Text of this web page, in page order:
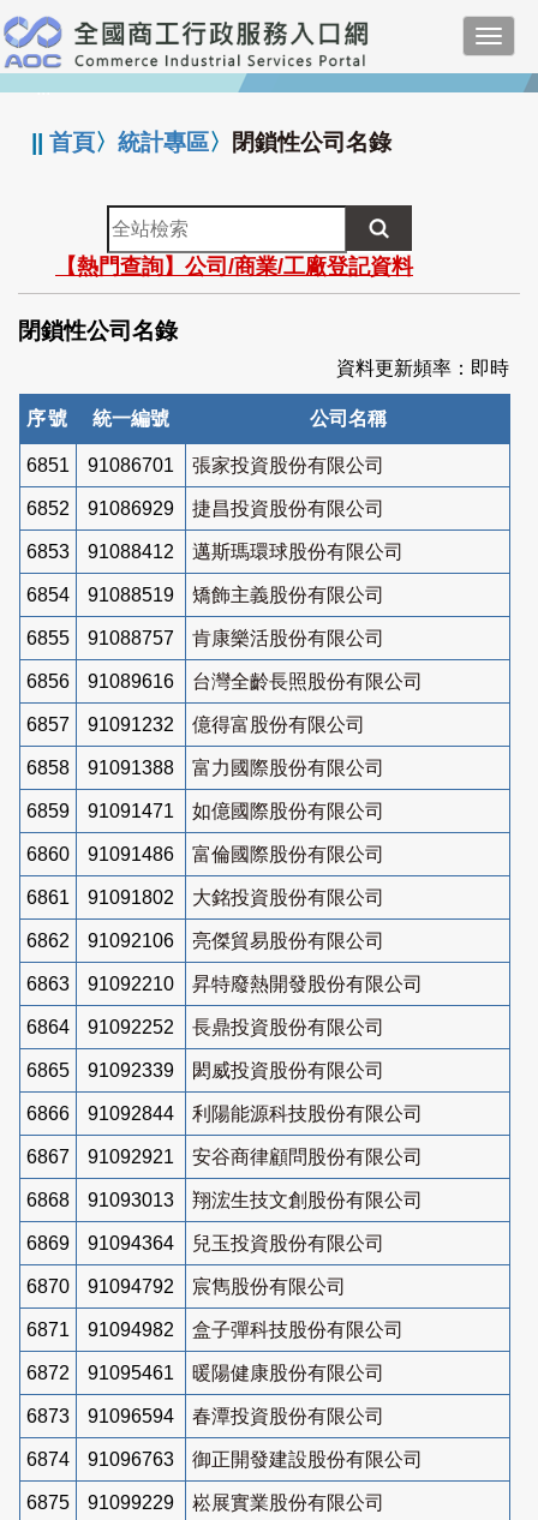
跳
到
主
要
:::
||首頁〉統計專區〉 閉鎖性公司名錄
全
站
檢
索
【熱門查詢】公司/商業/工廠登記資料
閉鎖性公司名錄
資料更新頻率：即時
序號 統一編號 公司名稱
6851 91086701 張家投資股份有限公司
6852 91086929 捷昌投資股份有限公司
6853 91088412 邁斯瑪環球股份有限公司
6854 91088519 矯飾主義股份有限公司
6855 91088757 肯康樂活股份有限公司
6856 91089616 台灣全齡長照股份有限公司
6857 91091232 億得富股份有限公司
6858 91091388 富力國際股份有限公司
6859 91091471 如億國際股份有限公司
6860 91091486 富倫國際股份有限公司
6861 91091802 大銘投資股份有限公司
6862 91092106 亮傑貿易股份有限公司
6863 91092210 昇特廢熱開發股份有限公司
6864 91092252 長鼎投資股份有限公司
6865 91092339 閎威投資股份有限公司
6866 91092844 利陽能源科技股份有限公司
6867 91092921 安谷商律顧問股份有限公司
6868 91093013 翔浤生技文創股份有限公司
6869 91094364 兒玉投資股份有限公司
6870 91094792 宸雋股份有限公司
6871 91094982 盒子彈科技股份有限公司
6872 91095461 暖陽健康股份有限公司
6873 91096594 春潭投資股份有限公司
6874 91096763 御正開發建設股份有限公司
6875 91099229 崧展實業股份有限公司